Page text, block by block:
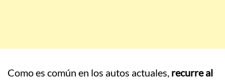
Como es común en los autos actuales, recurre al